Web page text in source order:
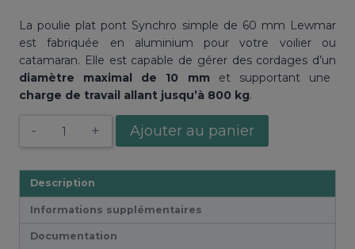
La poulie plat pont Synchro simple de 60 mm Lewmar
est fabriquée en aluminium pour votre voilier ou
catamaran. Elle est capable de gérer des cordages d’un
diamètre maximal de 10 mm et supportant une
charge de travail allant jusqu’à 800 kg.
quantité
plat
pont
synchro
Ajouter au panier
Description
Informations supplémentaires
Documentation